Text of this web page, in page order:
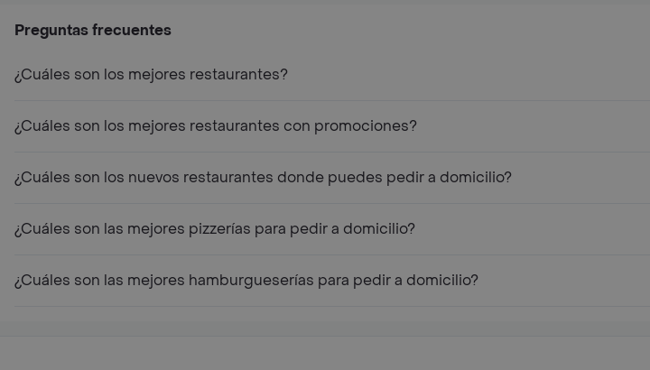
Preguntas frecuentes
¿Cuáles son los mejores restaurantes?
¿Cuáles son los mejores restaurantes con promociones?
¿Cuáles son los nuevos restaurantes donde puedes pedir a domicilio?
¿Cuáles son las mejores pizzerías para pedir a domicilio?
¿Cuáles son las mejores hamburgueserías para pedir a domicilio?